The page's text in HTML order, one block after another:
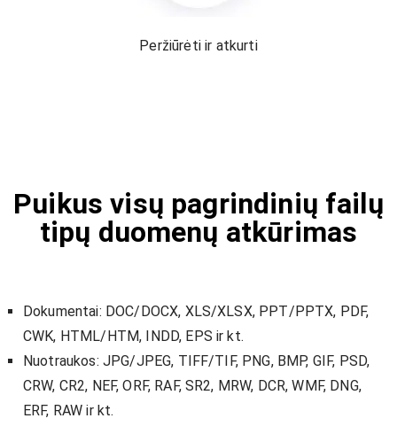
Peržiūrėti ir atkurti
Puikus visų pagrindinių failų
tipų duomenų atkūrimas
Dokumentai: DOC/DOCX, XLS/XLSX, PPT/PPTX, PDF,
CWK, HTML/HTM, INDD, EPS ir kt.
Nuotraukos: JPG/JPEG, TIFF/TIF, PNG, BMP, GIF, PSD,
CRW, CR2, NEF, ORF, RAF, SR2, MRW, DCR, WMF, DNG,
ERF, RAW ir kt.